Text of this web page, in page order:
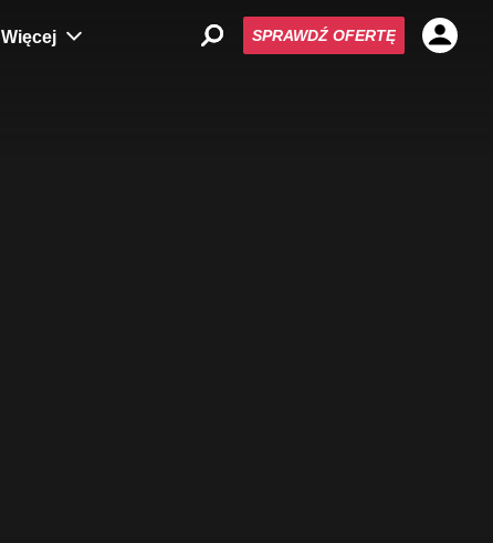
Więcej SPRAWDŹ OFERTĘ